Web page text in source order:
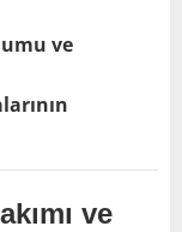
ve
ve